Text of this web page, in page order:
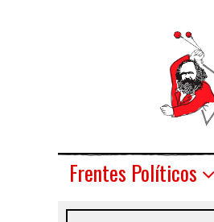
Frentes Políticos